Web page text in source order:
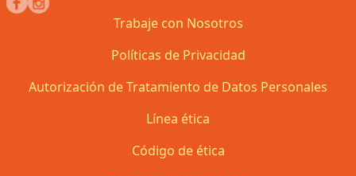
Trabaje con Nosotros
Políticas de Privacidad
Autorización de Tratamiento de Datos Personales
Línea ética
Código de ética